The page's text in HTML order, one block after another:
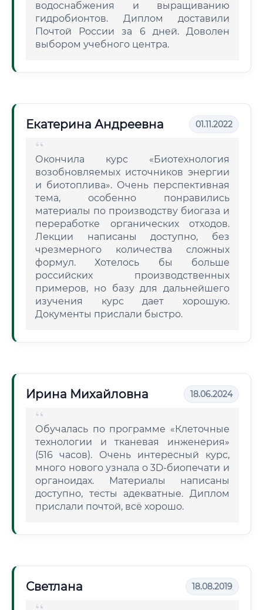
водоснабжения и выращиванию
гидробионтов. Диплом доставили
Почтой России за 6 дней. Доволен
выбором учебного центра.
Екатерина Андреевна 01.11.2022
Окончила курс «Биотехнология
возобновляемых источников энергии
и биотоплива». Очень перспективная
тема, особенно понравились
материалы по производству биогаза и
переработке органических отходов.
Лекции написаны доступно, без
чрезмерного количества сложных
формул. Хотелось бы больше
российских производственных
примеров, но базу для дальнейшего
изучения курс дает хорошую.
Документы прислали быстро.
Ирина Михайловна 18.06.2024
Обучалась по программе «Клеточные
технологии и тканевая инженерия»
(516 часов). Очень интересный курс,
много нового узнала о 3D-биопечати и
органоидах. Материалы написаны
доступно, тесты адекватные. Диплом
прислали почтой, всё хорошо.
Светлана 18.08.2019